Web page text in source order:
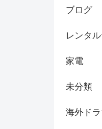
ブログ
レンタ
家電
未分類
海外ド